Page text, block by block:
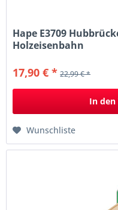
Hape E3709
Holzeisenbahn
17,90 € * 22,99 € *
In den
Wunschliste